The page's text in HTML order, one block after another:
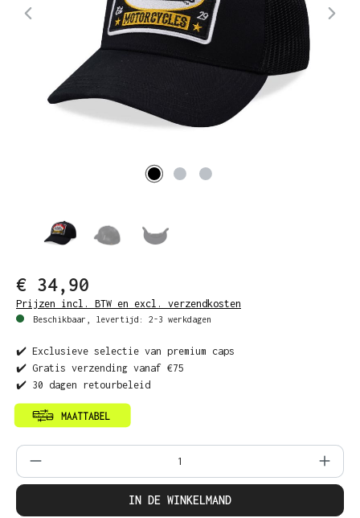
€ 34,90
Prijzen incl. BTW en excl. verzendkosten
Beschikbaar, levertijd: 2-3 werkdagen
✔️ Exclusieve selectie van premium caps
✔️ Gratis verzending vanaf €75
✔️ 30 dagen retourbeleid
Producthoeveelheid: Voer de gewenste
IN DE WINKELMAND